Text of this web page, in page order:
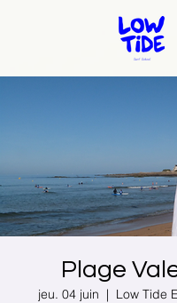
Plage
jeu. 04 juin
  |
Low Tide